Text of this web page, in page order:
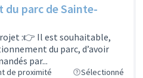
du parc de Sainte-
:👉 Il est souhaitable,
du parc, d’avoir
par...
de proximité Sélectionné